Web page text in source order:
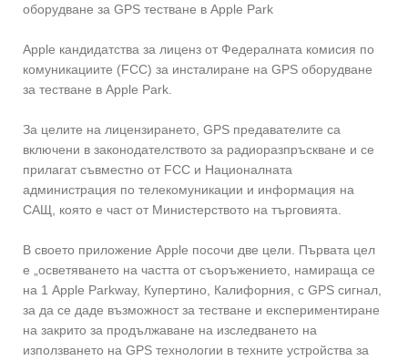
оборудване за GPS тестване в Apple Park
Apple кандидатства за лиценз от Федералната комисия по
комуникациите (FCC) за инсталиране на GPS оборудване
за тестване в Apple Park.
За целите на лицензирането, GPS предавателите са
включени в законодателството за радиоразпръскване и се
прилагат съвместно от FCC и Националната
администрация по телекомуникации и информация на
САЩ, която е част от Министерството на търговията.
В своето приложение Apple посочи две цели. Първата цел
е „осветяването на частта от съоръжението, намираща се
на 1 Apple Parkway, Купертино, Калифорния, с GPS сигнал,
за да се даде възможност за тестване и експериментиране
на закрито за продължаване на изследването на
използването на GPS технологии в техните устройства за